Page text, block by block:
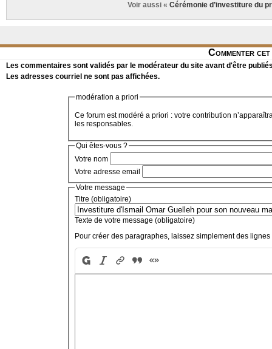
Voir aussi « Cérémonie d’investiture du
Commenter
Les commentaires sont validés par le modérateur du site avant d'être
Les adresses courriel ne sont pas affichées.
modération a priori
Ce forum est modéré a priori : votre contribution
les responsables.
Qui êtes-vous ?
Votre nom
Votre adresse email
Votre message
Titre (obligatoire)
Texte de votre message (obligatoire)
Pour créer des paragraphes, laissez simplement des lignes